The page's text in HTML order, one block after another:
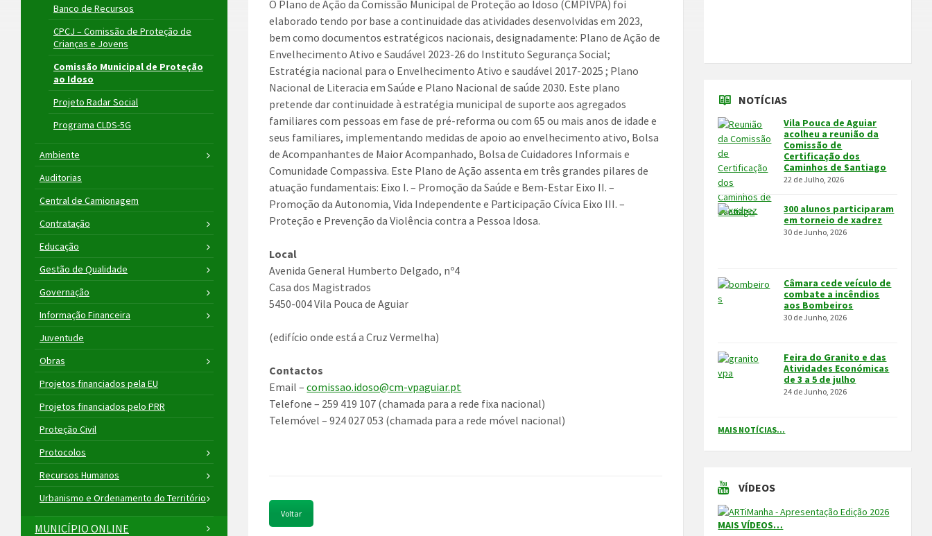
O Plano de Ação da Comissão Municipal de Proteção ao Idoso (CMPIVPA) foi
elaborado tendo por base a continuidade das atividades desenvolvidas em 2023,
bem como documentos estratégicos nacionais, designadamente: Plano de Ação de
Envelhecimento Ativo e Saudável 2023-26 do Instituto Segurança Social;
Estratégia nacional para o Envelhecimento Ativo e saudável 2017-2025 ; Plano
Nacional de Literacia em Saúde e Plano Nacional de saúde 2030. Este plano
pretende dar continuidade à estratégia municipal de suporte aos agregados
familiares com pessoas em fase de pré-reforma ou com 65 ou mais anos de idade e
seus familiares, implementando medidas de apoio ao envelhecimento ativo, Bolsa
de Acompanhantes de Maior Acompanhado, Bolsa de Cuidadores Informais e
Comunidade Compassiva. Este Plano de Ação assenta em três grandes pilares de
atuação fundamentais: Eixo I. – Promoção da Saúde e Bem-Estar Eixo II. –
Promoção da Autonomia, Vida Independente e Participação Cívica Eixo III. –
Proteção e Prevenção da Violência contra a Pessoa Idosa.
Local
Avenida General Humberto Delgado, nº4
Casa dos Magistrados
5450-004 Vila Pouca de Aguiar
(edifício onde está a Cruz Vermelha)
Contactos
Email –comissao.idoso@cm-vpaguiar.pt
Telefone – 259 419 107 (chamada para a rede fixa nacional)
Telemóvel – 924 027 053 (chamada para a rede móvel nacional)
Voltar
Banco de Recursos
CPCJ – Comissão de Proteção de
Crianças e Jovens
Comissão Municipal de Proteção
ao Idoso
Projeto Radar Social
Programa CLDS-5G
Ambiente
Auditorias
Central de Camionagem
Contratação
Educação
Gestão de Qualidade
Governação
Informação Financeira
Juventude
Obras
Projetos financiados pela EU
Projetos financiados pelo PRR
Proteção Civil
Protocolos
Recursos Humanos
Urbanismo e Ordenamento do Território
MUNICÍPIO ONLINE
NOTÍCIAS
Vila Pouca de Aguiar
acolheu a reunião da
Comissão de
Certificação dos
Caminhos de Santiago
22 de Julho, 2026
300 alunos participaram
em torneio de xadrez
30 de Junho, 2026
Câmara cede veículo de
combate a incêndios
aos Bombeiros
30 de Junho, 2026
Feira do Granito e das
Atividades Económicas
de 3 a 5 de julho
24 de Junho, 2026
MAIS NOTÍCIAS...
VÍDEOS
MAIS VÍDEOS…